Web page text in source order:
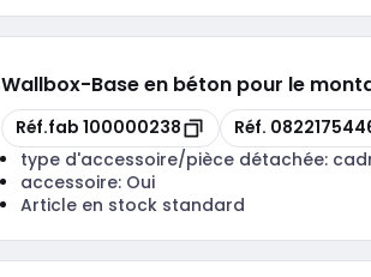
Wallbox-Base en béton pour le
Copie
Réf.fab 100000238 Copie
Réf.
type d'accessoire/pièce détachée:
accessoire: Oui
Article en stock standard